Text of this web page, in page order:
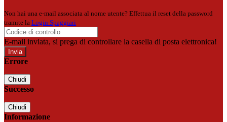
Non hai una e-mail associata al nome utente? Effettua il reset della password
tramite la Login Spaggiari
E-mail inviata, si prega di controllare la casella di posta elettronica!
Errore
Chiudi
Successo
Chiudi
Informazione